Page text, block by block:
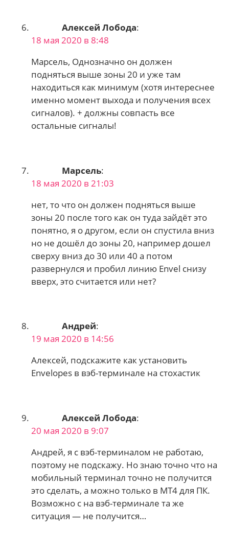
Алексей Лобода:
18 мая 2020 в 8:48
Марсель, Однозначно он должен
подняться выше зоны 20 и уже там
находиться как минимум (хотя интереснее
именно момент выхода и получения всех
сигналов). + должны совпасть все
остальные сигналы!
Марсель:
18 мая 2020 в 21:03
нет, то что он должен подняться выше
зоны 20 после того как он туда зайдёт это
понятно, я о другом, если он спустила вниз
но не дошёл до зоны 20, например дошел
сверху вниз до 30 или 40 а потом
развернулся и пробил линию Envel снизу
вверх, это считается или нет?
Андрей:
19 мая 2020 в 14:56
Алексей, подскажите как установить
Envelopes в вэб-терминале на стохастик
Алексей Лобода:
20 мая 2020 в 9:07
Андрей, я с вэб-терминалом не работаю,
поэтому не подскажу. Но знаю точно что на
мобильный терминал точно не получится
это сделать, а можно только в МТ4 для ПК.
Возможно с на вэб-терминале та же
ситуация — не получится…